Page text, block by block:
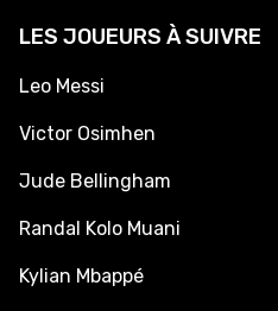
LES JOUEURS À SUIVRE
Leo Messi
Victor Osimhen
Jude Bellingham
Randal Kolo Muani
Kylian Mbappé